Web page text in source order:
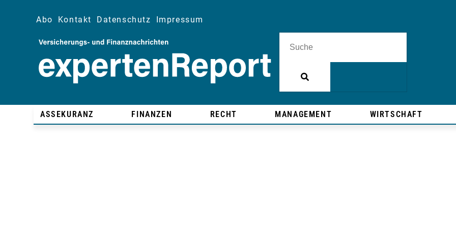
Abo Kontakt Datenschutz Impressum
ASSEKURANZ FINANZEN RECHT MANAGEMENT WIRTSCHAFT